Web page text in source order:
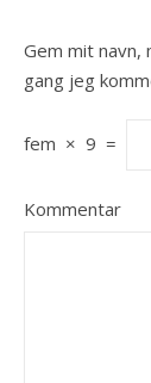
Gem mit
gang jeg
fem × 9 =
Kommentar